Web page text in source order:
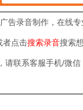
告录音制作，在线
者点击搜索录音搜索
请联系客服手机/微